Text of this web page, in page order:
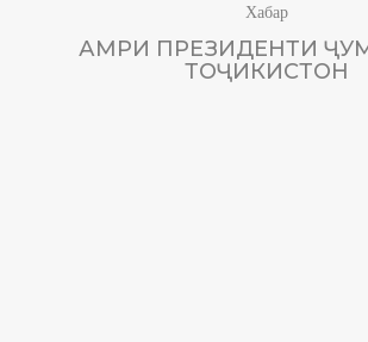
Хабар
АМРИ ПРЕЗИДЕНТИ
ТОҶИКИСТОН